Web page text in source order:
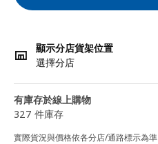
顯示分店貨架位置
選擇分店
有庫存於線上購物
327 件庫存
實際貨況與價格依各分店/通路標示為準